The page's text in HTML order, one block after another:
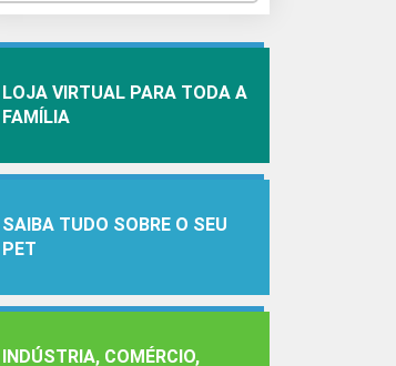
LOJA VIRTUAL PARA TODA A
FAMÍLIA
SAIBA TUDO SOBRE O SEU
PET
INDÚSTRIA, COMÉRCIO,